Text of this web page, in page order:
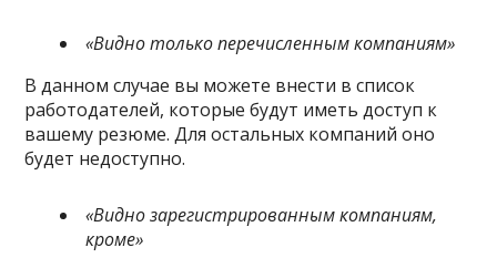
«Видно только перечисленным компаниям»
В данном случае вы можете внести в список
работодателей, которые будут иметь доступ к
вашему резюме. Для остальных компаний оно
будет недоступно.
«Видно зарегистрированным компаниям,
кроме»